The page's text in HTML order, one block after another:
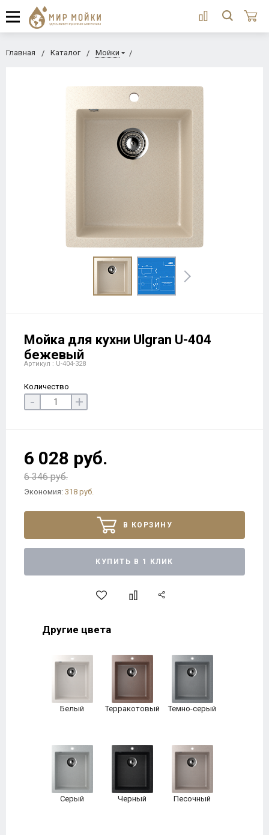
Главная Каталог Мойки
Мойка для кухни Ulgran U-404
бежевый
Артикул : U-404-328
Количество
- +
6 028 руб.
6 346 руб.
Экономия: 318 руб.
В КОРЗИНУ
КУПИТЬ В 1 КЛИК
Другие цвета
Белый Терракотовый Темно-серый
Серый Черный Песочный